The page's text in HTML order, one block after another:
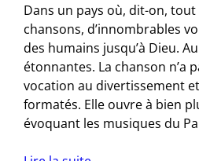
Dans un pays où, dit-on,
chansons, d’innombrables
des humains jusqu’à Dieu.
étonnantes. La chanson n’a
vocation au divertissement
formatés. Elle ouvre à bien
évoquant les musiques du